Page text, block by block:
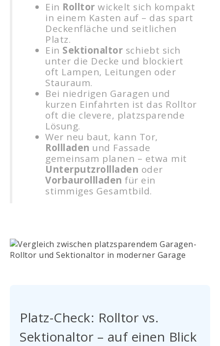
Ein Rolltor wickelt sich kompakt
in einem Kasten auf – das spart
Deckenfläche und seitlichen
Platz.
Ein Sektionaltor schiebt sich
unter die Decke und blockiert
oft Lampen, Leitungen oder
Stauraum.
Bei niedrigen Garagen und
kurzen Einfahrten ist das Rolltor
oft die clevere, platzsparende
Lösung.
Wer neu baut, kann Tor,
Rollladen und Fassade
gemeinsam planen – etwa mit
Unterputzrollladen oder
Vorbaurollladen für ein
stimmiges Gesamtbild.
Platz-Check: Rolltor vs.
Sektionaltor – auf einen Blick